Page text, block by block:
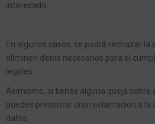
interesado.
En algunos casos, se podrá rechazar la
eliminen datos necesarios para el
legales.
Asimismo, si tienes alguna queja
puedes presentar una reclamación a la
datos.